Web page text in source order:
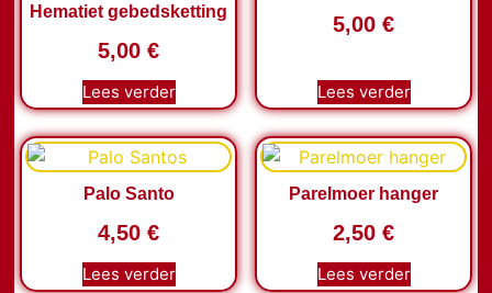
Hematiet gebedsketting
5,00 €
Lees verder
5,00 €
Lees verder
Palo Santo
4,50 €
Lees verder
Parelmoer hanger
2,50 €
Lees verder